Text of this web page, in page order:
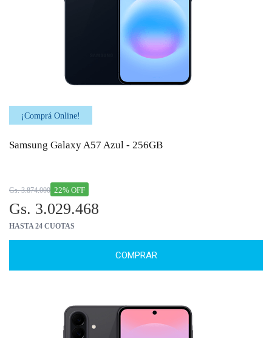
¡Comprá Online!
Samsung Galaxy A57 Azul - 256GB
22% OFF
Gs. 3.874.000
Gs. 3.029.468
HASTA 24 CUOTAS
COMPRAR